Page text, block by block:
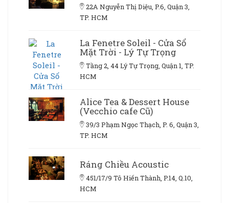
22A Nguyễn Thị Diệu, P.6, Quận 3,
TP. HCM
La Fenetre Soleil - Cửa Sổ
Mặt Trời - Lý Tự Trọng
Tầng 2, 44 Lý Tự Trọng, Quận 1, TP.
HCM
Alice Tea & Dessert House
(Vecchio cafe Cũ)
39/3 Phạm Ngọc Thạch, P. 6, Quận 3,
TP. HCM
Ráng Chiều Acoustic
451/17/9 Tô Hiến Thành, P.14, Q.10,
HCM